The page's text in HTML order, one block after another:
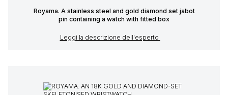
Royama. A stainless steel and gold diamond set jabot
pin containing a watch with fitted box
Leggi la descrizione dell'esperto